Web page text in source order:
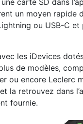
carte SD dans
un moyen rapide
ou USB-C
les iDevices
de modèles,
ou encore Leclerc
la retrouvez dans
fournie.